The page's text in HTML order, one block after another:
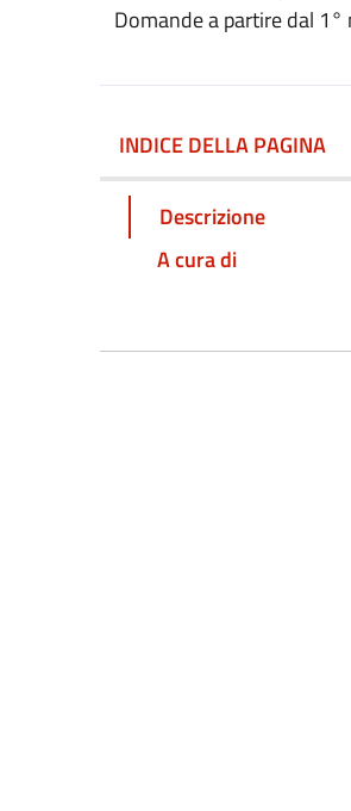
Domande a partire dal 1°
INDICE DELLA PAGINA
Descrizione
A cura di